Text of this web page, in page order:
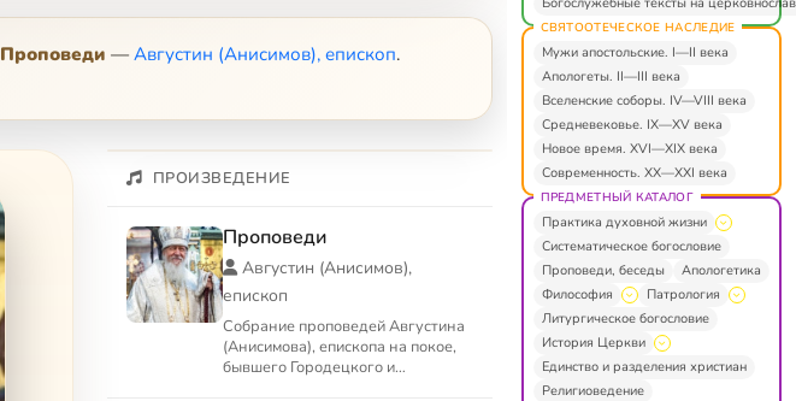
Проповеди — Августин (Анисимов), епископ.
ПРОИЗВЕДЕНИЕ
Проповеди
Августин (Анисимов),
епископ
Собрание проповедей Августина
(Анисимова), епископа на покое,
бывшего Городецкого и
СВЯТООТЕЧЕСКОЕ НАСЛЕДИЕ
Мужи апостольские. I—II века
Апологеты. II—III века
Вселенские соборы. IV—VIII века
Средневековье. IX—XV века
Новое время. XVI—XIX века
Современность. XX—XXI века
ПРЕДМЕТНЫЙ КАТАЛОГ
Практика духовной жизни
Систематическое богословие
Проповеди, беседы
Апологетика
Философия
Патрология
Литургическое богословие
История Церкви
Единство и разделения христиан
Религиоведение